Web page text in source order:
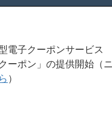
電子クーポンサービス
ーポン」の提供開始（
）